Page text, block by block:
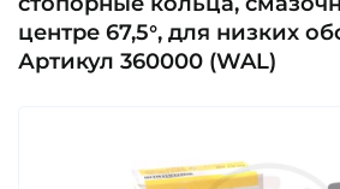
центре 67,5°, для низких
Артикул 360000 (WAL)